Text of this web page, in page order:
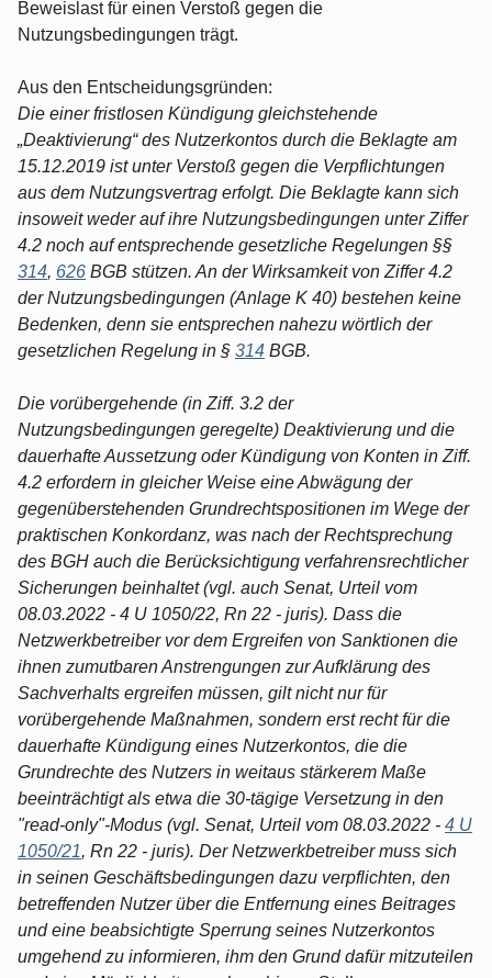
Beweislast für einen Verstoß gegen die
Nutzungsbedingungen trägt.
Aus den Entscheidungsgründen:
Die einer fristlosen Kündigung gleichstehende
„Deaktivierung“ des Nutzerkontos durch die Beklagte am
15.12.2019 ist unter Verstoß gegen die Verpflichtungen
aus dem Nutzungsvertrag erfolgt. Die Beklagte kann sich
insoweit weder auf ihre Nutzungsbedingungen unter Ziffer
4.2 noch auf entsprechende gesetzliche Regelungen §§
314, 626 BGB stützen. An der Wirksamkeit von Ziffer 4.2
der Nutzungsbedingungen (Anlage K 40) bestehen keine
Bedenken, denn sie entsprechen nahezu wörtlich der
gesetzlichen Regelung in § 314 BGB.
Die vorübergehende (in Ziff. 3.2 der
Nutzungsbedingungen geregelte) Deaktivierung und die
dauerhafte Aussetzung oder Kündigung von Konten in Ziff.
4.2 erfordern in gleicher Weise eine Abwägung der
gegenüberstehenden Grundrechtspositionen im Wege der
praktischen Konkordanz, was nach der Rechtsprechung
des BGH auch die Berücksichtigung verfahrensrechtlicher
Sicherungen beinhaltet (vgl. auch Senat, Urteil vom
08.03.2022 - 4 U 1050/22, Rn 22 - juris). Dass die
Netzwerkbetreiber vor dem Ergreifen von Sanktionen die
ihnen zumutbaren Anstrengungen zur Aufklärung des
Sachverhalts ergreifen müssen, gilt nicht nur für
vorübergehende Maßnahmen, sondern erst recht für die
dauerhafte Kündigung eines Nutzerkontos, die die
Grundrechte des Nutzers in weitaus stärkerem Maße
beeinträchtigt als etwa die 30-tägige Versetzung in den
"read-only"-Modus (vgl. Senat, Urteil vom 08.03.2022 - 4 U
1050/21, Rn 22 - juris). Der Netzwerkbetreiber muss sich
in seinen Geschäftsbedingungen dazu verpflichten, den
betreffenden Nutzer über die Entfernung eines Beitrages
und eine beabsichtigte Sperrung seines Nutzerkontos
umgehend zu informieren, ihm den Grund dafür mitzuteilen